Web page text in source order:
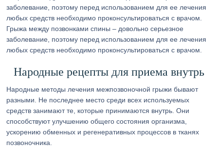
Грыжа между позвонками спины – довольно серьезное
заболевание, поэтому перед использованием для ее лечения
любых средств необходимо проконсультироваться с врачом.
Народные рецепты для приема внутрь
Народные методы лечения межпозвоночной грыжи бывают
разными. Не последнее место среди всех используемых
средств занимают те, которые принимаются внутрь. Они
способствуют улучшению общего состояния организма,
ускорению обменных и регенеративных процессов в тканях
позвоночника.